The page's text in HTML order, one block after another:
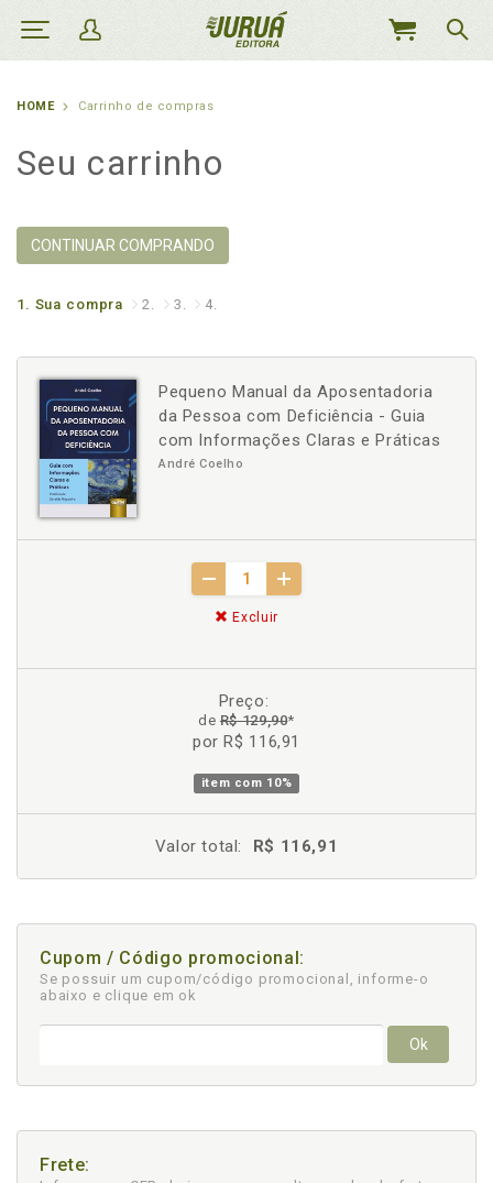
MEU
HOME Carrinho de compras
Seu carrinho
CONTINUAR COMPRANDO
1. Sua compra 2. 3. 4.
Pequeno Manual da Aposentadoria
da Pessoa com Deficiência - Guia
com Informações Claras e Práticas
André Coelho
Excluir
Preço:
deR$ 129,90*
por R$ 116,91
item com 10%
Valor total: R$ 116,91
Cupom / Código promocional:
Se possuir um cupom/código promocional, informe-o
abaixo e clique em ok
Ok
Frete: